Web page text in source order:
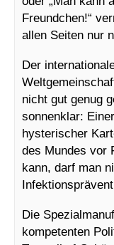
Freundchen!“
allen Seiten nur
Der
nicht gut genug
sonnenklar:
hysterischer
des Mundes vor
kann, darf man
Die
kompetenten